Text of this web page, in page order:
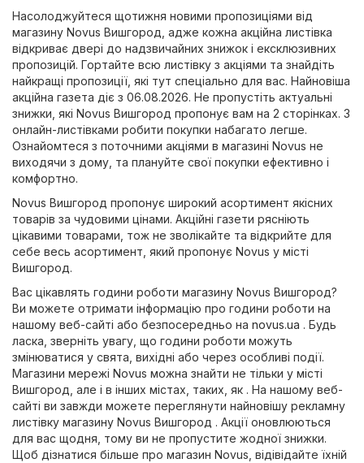
Насолоджуйтеся щотижня новими пропозиціями від
магазину Novus Вишгород, адже кожна акційна листівка
відкриває двері до надзвичайних знижок і ексклюзивних
пропозицій. Гортайте всю листівку з акціями та знайдіть
найкращі пропозиції, які тут спеціально для вас. Найновіша
акційна газета діє з 06.08.2026. Не пропустіть актуальні
знижки, які Novus Вишгород пропонує вам на 2 сторінках. З
онлайн-листівками робити покупки набагато легше.
Ознайомтеся з поточними акціями в магазині Novus не
виходячи з дому, та плануйте свої покупки ефективно і
комфортно.
Novus Вишгород пропонує широкий асортимент якісних
товарів за чудовими цінами. Акційні газети рясніють
цікавими товарами, тож не зволікайте та відкрийте для
себе весь асортимент, який пропонує Novus у місті
Вишгород.
Вас цікавлять години роботи магазину Novus Вишгород?
Ви можете отримати інформацію про години роботи на
нашому веб-сайті або безпосередньо на novus.ua . Будь
ласка, зверніть увагу, що години роботи можуть
змінюватися у свята, вихідні або через особливі події.
Магазини мережі Novus можна знайти не тільки у місті
Вишгород, але і в інших містах, таких, як . На нашому веб-
сайті ви завжди можете переглянути найновішу рекламну
листівку магазину Novus Вишгород . Акції оновлюються
для вас щодня, тому ви не пропустите жодної знижки.
Щоб дізнатися більше про магазин Novus, відівідайте їхній